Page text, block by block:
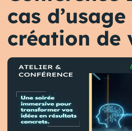
cas
création de